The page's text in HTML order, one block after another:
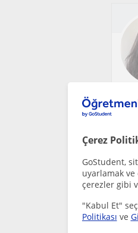
Çerez
GoStudent,
uyarlamak
çerezler gibi
"Kabul Et"
Politikası ve